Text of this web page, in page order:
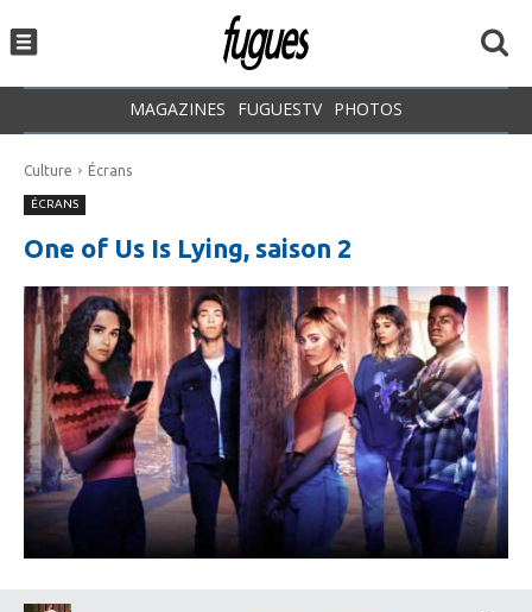
MAGAZINES FUGUESTV PHOTOS
Culture Écrans
ÉCRANS
One of Us Is Lying, saison 2